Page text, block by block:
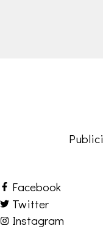
Facebook
Twitter
Instagram